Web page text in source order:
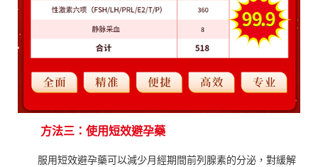
方法三：使用短效避孕藥
服用短效避孕藥可以減少月經期間前列腺素的分泌，對緩解